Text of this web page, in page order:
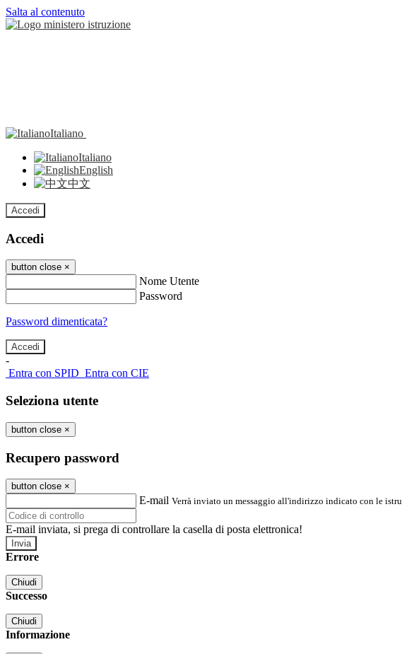
Salta al contenuto
Italiano
Italiano
English
中文
Accedi
Accedi
button close ×
Nome Utente
Password
Password dimenticata?
-
Entra con SPID Entra con CIE
Seleziona utente
button close ×
Recupero password
button close ×
E-mail Verrà inviato un messaggio all'indirizzo indicato con le
E-mail inviata, si prega di controllare la casella di posta elettronica!
Errore
Chiudi
Successo
Chiudi
Informazione